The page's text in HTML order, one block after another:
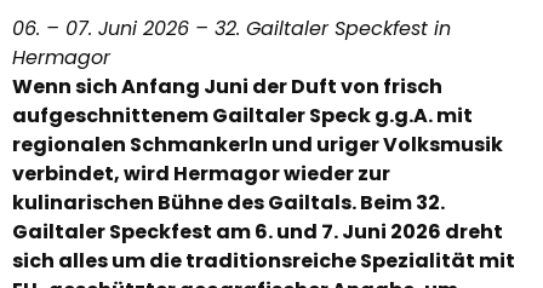
06. – 07. Juni 2026 – 32. Gailtaler Speckfest in
Hermagor
Wenn sich Anfang Juni der Duft von frisch
aufgeschnittenem Gailtaler Speck g.g.A. mit
regionalen Schmankerln und uriger Volksmusik
verbindet, wird Hermagor wieder zur
kulinarischen Bühne des Gailtals. Beim 32.
Gailtaler Speckfest am 6. und 7. Juni 2026 dreht
sich alles um die traditionsreiche Spezialität mit